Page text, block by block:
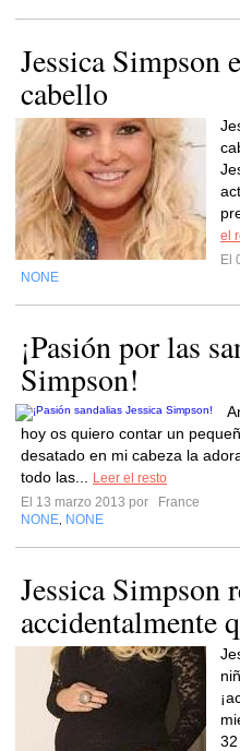
Jessica Simpson
cabello
el
El
NONE
¡Pasión por las
Simpson!
hoy os quiero contar un
desatado en mi cabeza la
todo las...
Leer el resto
El 13 marzo 2013 por
France
NONE NONE
Jessica Simpson
accidentalmente
32